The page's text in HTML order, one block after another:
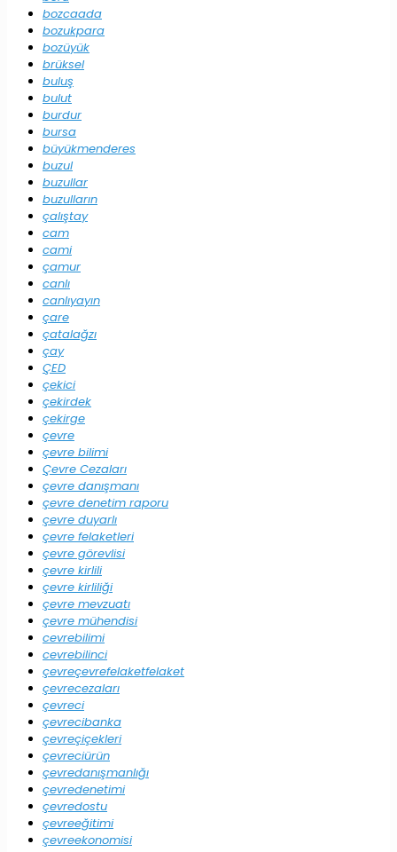
bozcaada
bozukpara
bozüyük
brüksel
buluş
bulut
burdur
bursa
büyükmenderes
buzul
buzullar
buzulların
çalıştay
cam
cami
çamur
canlı
canlıyayın
çare
çatalağzı
çay
ÇED
çekici
çekirdek
çekirge
çevre
çevre bilimi
Çevre Cezaları
çevre danışmanı
çevre denetim raporu
çevre duyarlı
çevre felaketleri
çevre görevlisi
çevre kirlili
çevre kirliliği
çevre mevzuatı
çevre mühendisi
cevrebilimi
cevrebilinci
çevreçevrefelaketfelaket
çevrecezaları
çevreci
çevrecibanka
çevreçiçekleri
çevreciürün
çevredanışmanlığı
çevredenetimi
çevredostu
çevreeğitimi
çevreekonomisi